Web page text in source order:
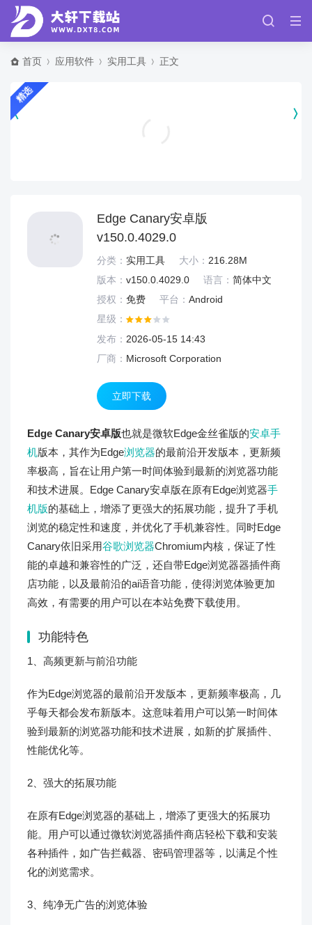
首页 应用软件 实用工具 正文
精选
Edge Canary安卓版
v150.0.4029.0
分类： 实用工具 大小： 216.28M
版本： v150.0.4029.0 语言： 简体中文
授权： 免费 平台： Android
星级：
发布： 2026-05-15 14:43
厂商： Microsoft Corporation
立即下载
Edge Canary安卓版也就是微软Edge金丝雀版的安卓手
机版本，其作为Edge浏览器的最前沿开发版本，更新频
率极高，旨在让用户第一时间体验到最新的浏览器功能
和技术进展。Edge Canary安卓版在原有Edge浏览器手
机版的基础上，增添了更强大的拓展功能，提升了手机
浏览的稳定性和速度，并优化了手机兼容性。同时Edge
Canary依旧采用谷歌浏览器Chromium内核，保证了性
能的卓越和兼容性的广泛，还自带Edge浏览器器插件商
店功能，以及最前沿的ai语音功能，使得浏览体验更加
高效，有需要的用户可以在本站免费下载使用。
功能特色
1、高频更新与前沿功能
作为Edge浏览器的最前沿开发版本，更新频率极高，几
乎每天都会发布新版本。这意味着用户可以第一时间体
验到最新的浏览器功能和技术进展，如新的扩展插件、
性能优化等。
2、强大的拓展功能
在原有Edge浏览器的基础上，增添了更强大的拓展功
能。用户可以通过微软浏览器插件商店轻松下载和安装
各种插件，如广告拦截器、密码管理器等，以满足个性
化的浏览需求。
3、纯净无广告的浏览体验